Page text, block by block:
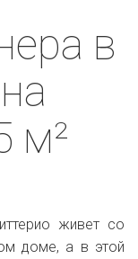
в
м²
живет со
доме, а в этой